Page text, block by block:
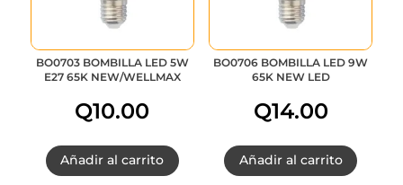
BO0703 BOMBILLA LED 5W
E27 65K NEW/WELLMAX
Q10.00
Añadir al carrito
BO0706 BOMBILLA LED 9W
65K NEW LED
Q14.00
Añadir al carrito